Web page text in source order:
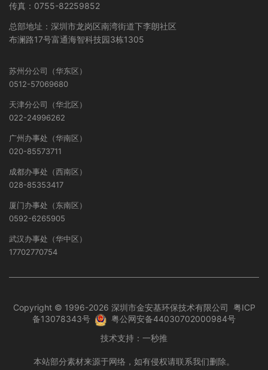
传真：0755-82259852
总部地址：深圳市龙岗区南湾街道下李朗社区
布澜路17号富通海智科技园3栋1305
苏州分公司（华东区）
0512-57069680
天津分公司（华北区）
022-24996262
广州办事处（华南区）
020-85573711
成都办事处（西南区）
028-85353417
厦门办事处（东南区）
0592-6265905
武汉办事处（华中区）
17702770754
Copyright © 1996-2026 深圳市金安基环保技术有限公司 粤ICP
备13078343号
粤公网安备44030702000984号
技术支持： 一秒推
本站部分素材来源于网络，如有侵权请联系我们删除。